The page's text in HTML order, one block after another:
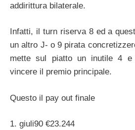
addirittura bilaterale.
Infatti, il turn riserva 8 ed a
un altro J- o 9 pirata
mette sul piatto un inutile 4
vincere il premio principale.
Questo il pay out finale
1. giuli90 €23.244